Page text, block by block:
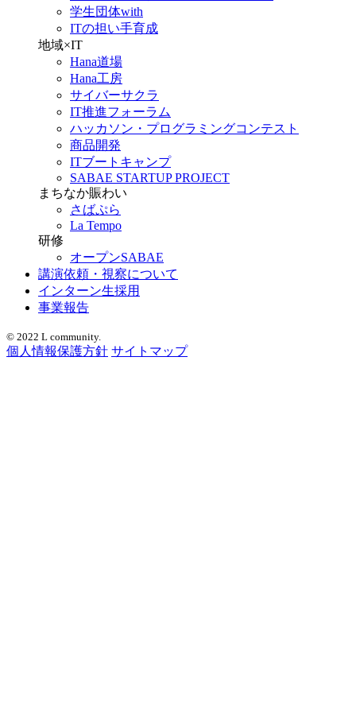
学生団体with
ITの担い手育成
地域×IT
Hana道場
Hana工房
サイバーサクラ
IT推進フォーラム
ハッカソン・プログラミングコンテスト
商品開発
ITブートキャンプ
SABAE STARTUP PROJECT
まちなか賑わい
さばぷら
La Tempo
研修
オープンSABAE
講演依頼・視察について
インターン生採用
事業報告
© 2022 L community.
個人情報保護方針 サイトマップ